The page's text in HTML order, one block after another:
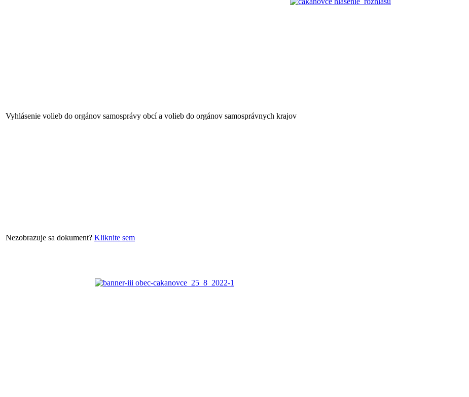
Vyhlásenie volieb do orgánov samosprávy obcí a volieb do orgánov samosprávnych krajov
Nezobrazuje sa dokument? Kliknite sem